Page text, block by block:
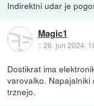
Indirektni udar je
Magic1
::26. jun 2024,
Dostikrat ima
varovalko.
trznejo.